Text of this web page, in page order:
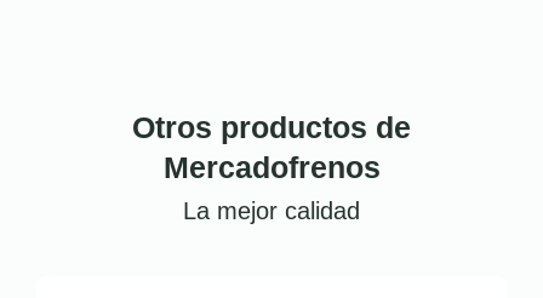
Otros productos de
Mercadofrenos
La mejor calidad